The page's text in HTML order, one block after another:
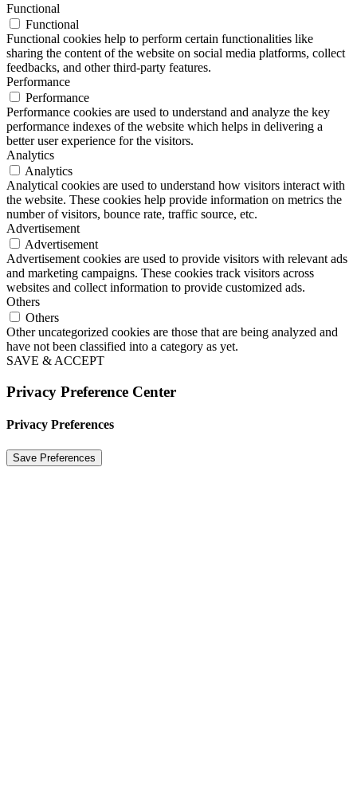
Functional
Functional
Functional cookies help to perform certain functionalities like
sharing the content of the website on social media platforms, collect
feedbacks, and other third-party features.
Performance
Performance
Performance cookies are used to understand and analyze the key
performance indexes of the website which helps in delivering a
better user experience for the visitors.
Analytics
Analytics
Analytical cookies are used to understand how visitors interact with
the website. These cookies help provide information on metrics the
number of visitors, bounce rate, traffic source, etc.
Advertisement
Advertisement
Advertisement cookies are used to provide visitors with relevant ads
and marketing campaigns. These cookies track visitors across
websites and collect information to provide customized ads.
Others
Others
Other uncategorized cookies are those that are being analyzed and
have not been classified into a category as yet.
SAVE & ACCEPT
Privacy Preference Center
Privacy Preferences